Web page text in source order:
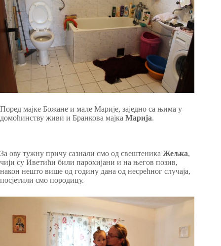
Поред мајке Божане и мале Марије, заједно са њима у
домоћинству живи и Бранкова мајка Марија.
За ову тужну причу сазнали смо од свештеника Жељка,
чији су Иветићи били парохијани и на његов позив,
након нешто више од годину дана од несрећног случаја,
посјетили смо породицу.